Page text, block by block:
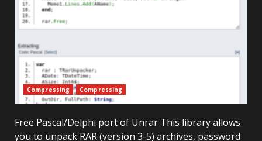
Compressing Compressing
Free Pascal/Delphi port of Unrar This library allows
you to unpack RAR (version 3-5) archives, password